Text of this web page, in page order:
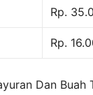
Rp.
Rp.
Dan Buah